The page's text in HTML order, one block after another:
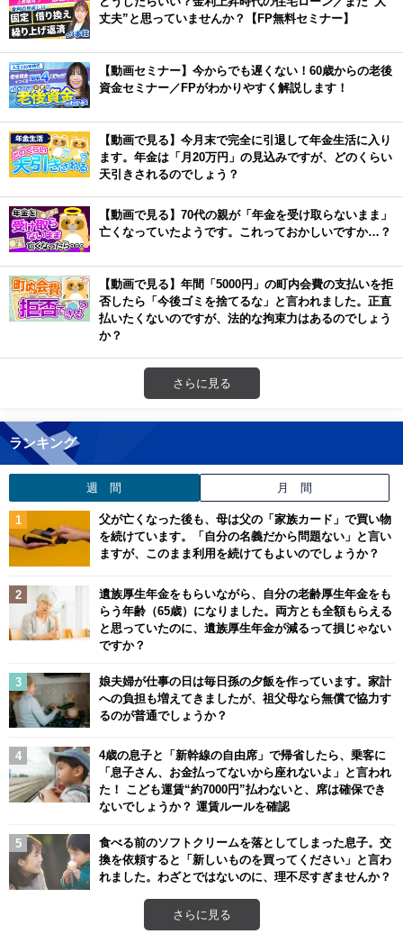
丈夫”と思っていませんか？【FP無料セミナー】
【動画セミナー】今からでも遅くない！60歳からの老後
資金セミナー／FPがわかりやすく解説します！
【動画で見る】今月末で完全に引退して年金生活に入り
ます。年金は「月20万円」の見込みですが、どのくらい
天引きされるのでしょう？
【動画で見る】70代の親が「年金を受け取らないまま」
亡くなっていたようです。これっておかしいですか…？
【動画で見る】年間「5000円」の町内会費の支払いを拒
否したら「今後ゴミを捨てるな」と言われました。正直
払いたくないのですが、法的な拘束力はあるのでしょう
か？
さらに見る
ランキング
週 間 月 間
父が亡くなった後も、母は父の「家族カード」で買い物
を続けています。「自分の名義だから問題ない」と言い
ますが、このまま利用を続けてもよいのでしょうか？
遺族厚生年金をもらいながら、自分の老齢厚生年金をも
らう年齢（65歳）になりました。両方とも全額もらえる
と思っていたのに、遺族厚生年金が減るって損じゃない
ですか？
娘夫婦が仕事の日は毎日孫の夕飯を作っています。家計
への負担も増えてきましたが、祖父母なら無償で協力す
るのが普通でしょうか？
4歳の息子と「新幹線の自由席」で帰省したら、乗客に
「息子さん、お金払ってないから座れないよ」と言われ
た！ こども運賃“約7000円”払わないと、席は確保でき
ないでしょうか？ 運賃ルールを確認
食べる前のソフトクリームを落としてしまった息子。交
換を依頼すると「新しいものを買ってください」と言わ
れました。わざとではないのに、理不尽すぎませんか？
さらに見る